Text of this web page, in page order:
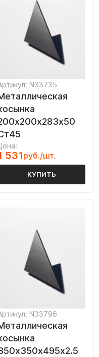
N33735
531руб./шт.
КУПИТЬ
N33796